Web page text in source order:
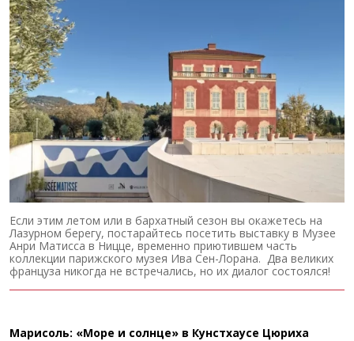
Если этим летом или в бархатный сезон вы окажетесь на
Лазурном берегу, постарайтесь посетить выставку в Музее
Анри Матисса в Ницце, временно приютившем часть
коллекции парижского музея Ива Сен-Лорана. Два великих
француза никогда не встречались, но их диалог состоялся!
Марисоль: «Море и солнце» в Кунстхаусе Цюриха